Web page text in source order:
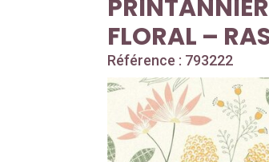
FLORAL –
Référence : 793222